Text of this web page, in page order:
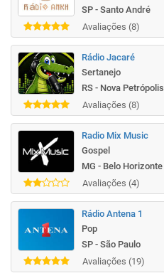
SP - Santo André
Avaliações (8)
Rádio Jacaré
Sertanejo
RS - Nova Petrópolis
Avaliações (8)
Radio Mix Music
Gospel
MG - Belo Horizonte
Avaliações (4)
Rádio Antena 1
Pop
SP - São Paulo
Avaliações (19)